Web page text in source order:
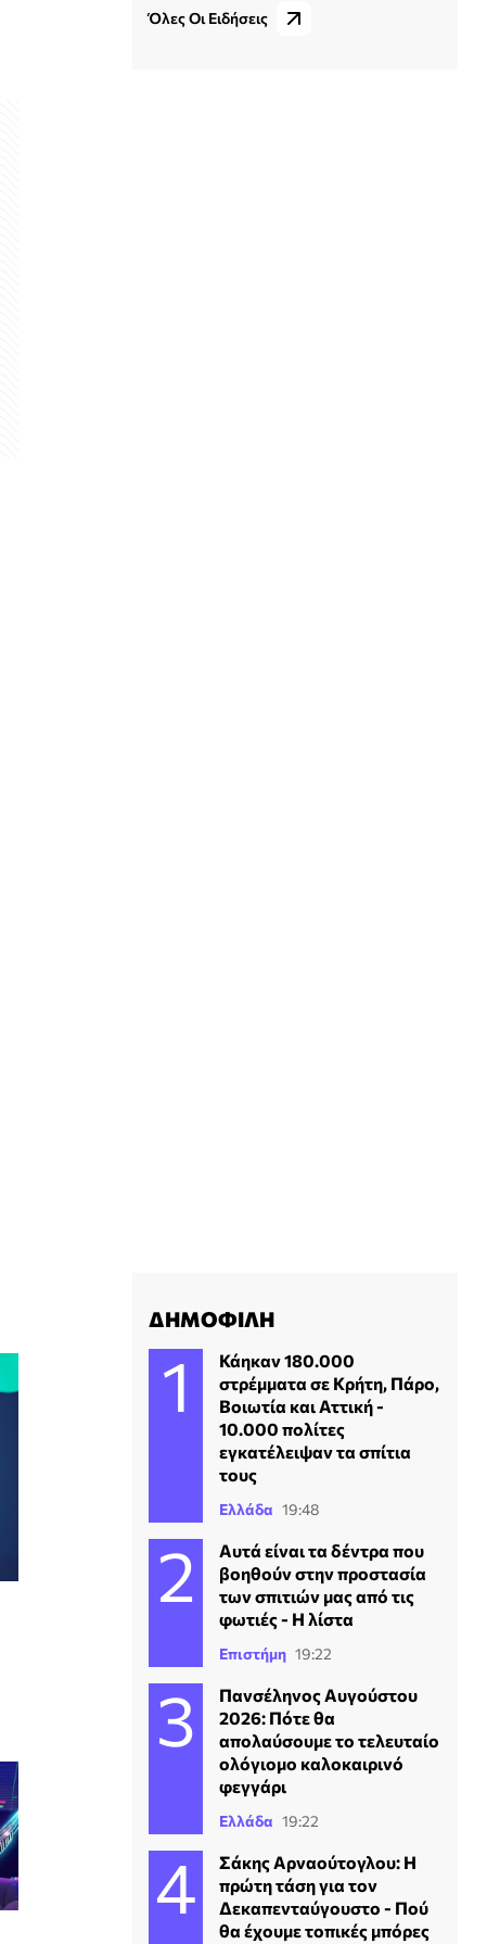
Όλες Οι Ειδήσεις
ΔΗΜΟΦΙΛΗ
Κάηκαν 180.000
στρέμματα σε Κρήτη, Πάρο,
Βοιωτία και Αττική -
10.000 πολίτες
εγκατέλειψαν τα σπίτια
τους
Ελλάδα 19:48
Αυτά είναι τα δέντρα που
βοηθούν στην προστασία
των σπιτιών μας από τις
φωτιές - Η λίστα
Επιστήμη 19:22
Πανσέληνος Αυγούστου
2026: Πότε θα
απολαύσουμε το τελευταίο
ολόγιομο καλοκαιρινό
φεγγάρι
Ελλάδα 19:22
Σάκης Αρναούτογλου: Η
πρώτη τάση για τον
Δεκαπενταύγουστο - Πού
θα έχουμε τοπικές μπόρες